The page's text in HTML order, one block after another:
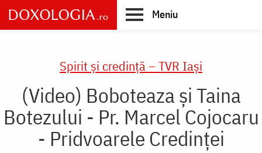
Skip
to
main
Meniu
Spirit și credință – TVR Iași
(Video) Boboteaza și Taina
Botezului - Pr. Marcel Cojocaru
- Pridvoarele Credinței